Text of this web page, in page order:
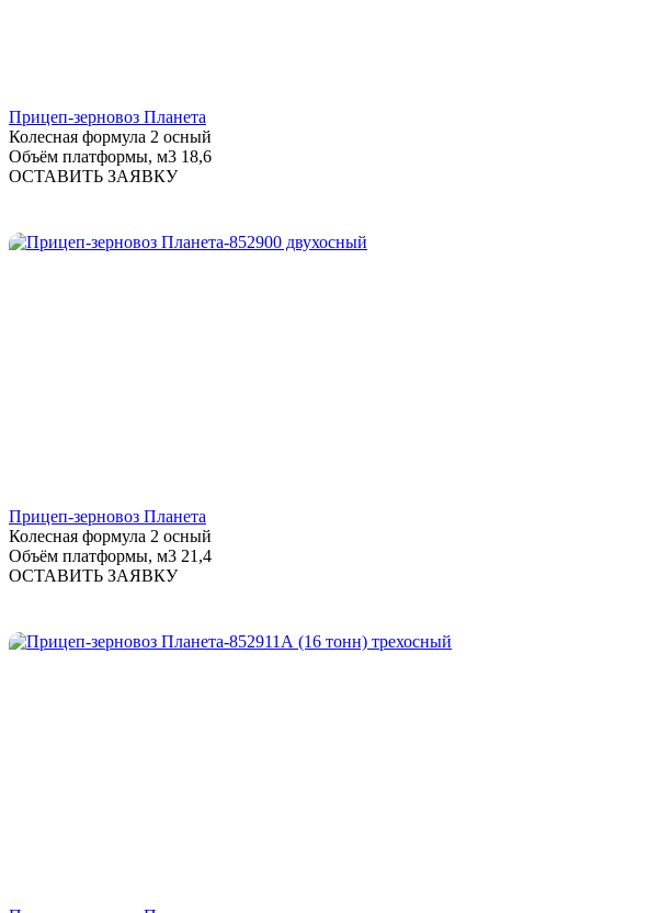
Прицеп-зерновоз Планета
Колесная формула 2 осный
Объём платформы, м3 18,6
ОСТАВИТЬ ЗАЯВКУ
Прицеп-зерновоз Планета
Колесная формула 2 осный
Объём платформы, м3 21,4
ОСТАВИТЬ ЗАЯВКУ